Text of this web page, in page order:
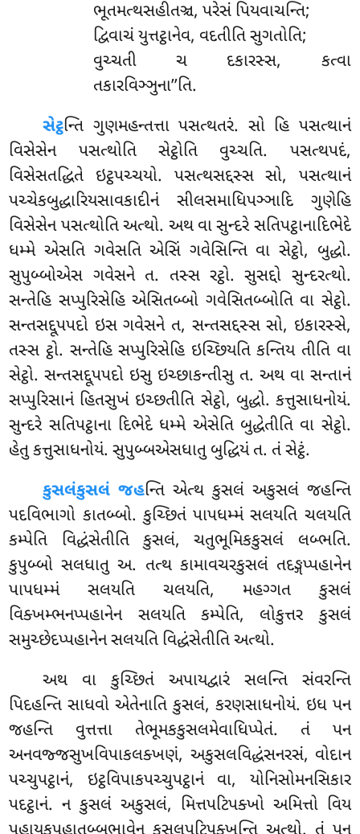
ભૂતમત્થસહીતઞ્ચ, પરેસં પિયવાચન્તિ;
દ્વિવાચં યુત્તટ્ઠાનેવ, વદતીતિ સુગતોતિ;
વુચ્ચતી ચ દકારસ્સ, કત્વા
તકારવિઞ્ઞુના’’તિ.
સેટ્ઠન્તિ ગુણમહન્તત્તા પસત્થતરં. સો હિ પસત્થાનં
વિસેસેન પસત્થોતિ સેટ્ઠોતિ વુચ્ચતિ. પસત્થપદં,
વિસેસતદ્ધિતે ઇટ્ઠપચ્ચયો. પસત્થસદ્દસ્સ સો, પસત્થાનં
પચ્ચેકબુદ્ધારિયસાવકાદીનં સીલસમાધિપઞ્ઞાદિ ગુણેહિ
વિસેસેન પસત્થોતિ અત્થો. અથ વા સુન્દરે સતિપટ્ઠાનાદિભેદે
ધમ્મે એસતિ ગવેસતિ એસિં ગવેસિન્તિ વા સેટ્ઠો, બુદ્ધો.
સુપુબ્બોએસ ગવેસને ત. તસ્સ રટ્ઠો. સુસદ્દો સુન્દરત્થો.
સન્તેહિ સપ્પુરિસેહિ એસિતબ્બો ગવેસિતબ્બોતિ વા સેટ્ઠો.
સન્તસદ્દૂપપદો ઇસ ગવેસને ત, સન્તસદ્દસ્સ સો, ઇકારસ્સે,
તસ્સ ટ્ઠો. સન્તેહિ સપ્પુરિસેહિ ઇચ્છિયતિ કન્તિય તીતિ વા
સેટ્ઠો. સન્તસદ્દૂપપદો ઇસુ ઇચ્છાકન્તીસુ ત. અથ વા સન્તાનં
સપ્પુરિસાનં હિતસુખં ઇચ્છતીતિ સેટ્ઠો, બુદ્ધો. કત્તુસાધનોયં.
સુન્દરે સતિપટ્ઠાના દિભેદે ધમ્મે એસેતિ બુદ્ધેતીતિ વા સેટ્ઠો.
હેતુ કત્તુસાધનોયં. સુપુબ્બએસધાતુ બુદ્ધિયં ત. તં સેટ્ઠં.
કુસલંકુસલં જહન્તિ એત્થ કુસલં અકુસલં જહન્તિ
પદવિભાગો કાતબ્બો. કુચ્છિતં પાપધમ્મં સલયતિ ચલયતિ
કમ્પેતિ વિદ્ધંસેતીતિ કુસલં, ચતુભૂમિકકુસલં લબ્ભતિ.
કુપુબ્બો સલધાતુ અ. તત્થ કામાવચરકુસલં તદઙ્ગપ્પહાનેન
પાપધમ્મં સલયતિ ચલયતિ, મહગ્ગત કુસલં
વિક્ખમ્ભનપ્પહાનેન સલયતિ કમ્પેતિ, લોકુત્તર કુસલં
સમુચ્છેદપ્પહાનેન સલયતિ વિદ્ધંસેતીતિ અત્થો.
અથ વા કુચ્છિતં અપાયદ્વારં સલન્તિ સંવરન્તિ
પિદહન્તિ સાધવો એતેનાતિ કુસલં, કરણસાધનોયં. ઇધ પન
જહન્તિ વુત્તત્તા તેભૂમકકુસલમેવાધિપ્પેતં. તં પન
અનવજ્જસુખવિપાકલક્ખણં, અકુસલવિદ્ધંસનરસં, વોદાન
પચ્ચુપટ્ઠાનં, ઇટ્ઠવિપાકપચ્ચુપટ્ઠાનં વા, યોનિસોમનસિકાર
પદટ્ઠાનં. ન કુસલં અકુસલં, મિત્તપટિપક્ખો અમિત્તો વિય